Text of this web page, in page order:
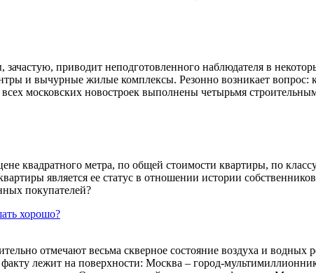
зачастую, приводит неподготовленного наблюдателя в
и вычурные жилые комплексы. Резонно возникает вопрос:
московских новостроек выполнены четырьмя
квадратного метра, по общей стоимости квартиры, по
является ее статус в отношении истории
покупателей?
хорошо?
отмечают весьма скверное состояние воздуха и
лежит на поверхности: Москва – город-